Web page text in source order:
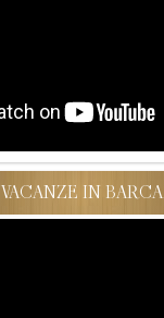
VACANZE IN BARCA